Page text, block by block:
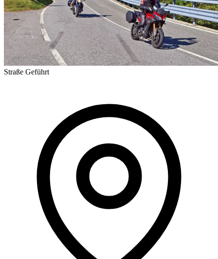
Straße Geführt